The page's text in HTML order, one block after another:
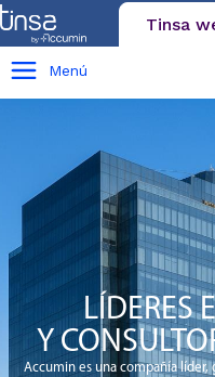
Tinsa
Menú
LÍDERES
Y
Accumin es una compañía